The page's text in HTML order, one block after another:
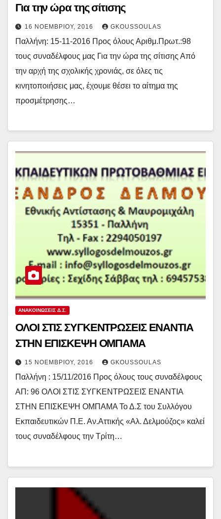
Για την ώρα της σίτισης
16 ΝΟΕΜΒΡΊΟΥ, 2016 GKOUSSOULAS
Παλλήνη: 15-11-2016 Προς όλους Αριθμ.Πρωτ.:98
τους συναδέλφους μας Για την ώρα της σίτισης Από
την αρχή της σχολικής χρονιάς, σε όλες τις
κινητοποιήσεις μας, έχουμε θέσει το αίτημα της
προσμέτρησης…
ΑΝΑΚΟΙΝΏΣΕΙΣ Δ.Σ.
ΟΛΟΙ ΣΤΙΣ ΣΥΓΚΕΝΤΡΩΣΕΙΣ ΕΝΑΝΤΙΑ
ΣΤΗΝ ΕΠΙΣΚΕΨΗ ΟΜΠΑΜΑ
15 ΝΟΕΜΒΡΊΟΥ, 2016 GKOUSSOULAS
Παλλήνη : 15/11/2016 Προς όλους τους συναδέλφους
ΑΠ: 96 ΟΛΟΙ ΣΤΙΣ ΣΥΓΚΕΝΤΡΩΣΕΙΣ ΕΝΑΝΤΙΑ
ΣΤΗΝ ΕΠΙΣΚΕΨΗ ΟΜΠΑΜΑ Το Δ.Σ του Συλλόγου
Εκπαιδευτικών Π.Ε. Αν.Αττικής «Αλ. Δελμούζος» καλεί
τους συναδέλφους την Τρίτη…